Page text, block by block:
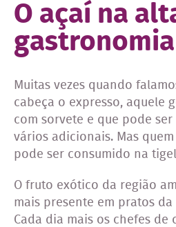
O açaí na
gastronomia
Muitas vezes quando
cabeça o expresso, aquele
com sorvete e que pode
vários adicionais. Mas
pode ser consumido na
O fruto exótico da região
mais presente em pratos
Cada dia mais os chefes de